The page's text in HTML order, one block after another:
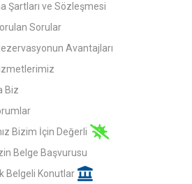
Şartları ve Sözleşmesi
Sorular
Avantajları
Biz
Bizim İçin Değerli
Belge Başvurusu
Belgeli Konutlar